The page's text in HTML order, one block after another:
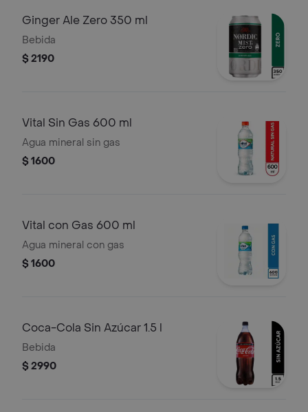
Ginger Ale Zero 350 ml
Bebida
$ 2190
Vital Sin Gas 600 ml
Agua mineral sin gas
$ 1600
Vital con Gas 600 ml
Agua mineral con gas
$ 1600
Coca-Cola Sin Azúcar 1.5 l
Bebida
$ 2990